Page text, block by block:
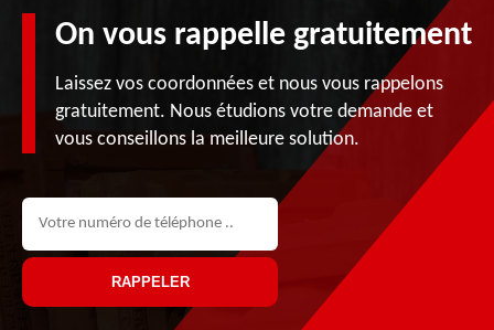
On vous rappelle gratuitement
Laissez vos coordonnées et nous vous rappelons
gratuitement. Nous étudions votre demande et
vous conseillons la meilleure solution.